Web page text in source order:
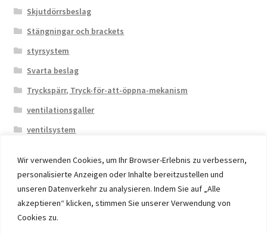
Wir verwenden Cookies, um Ihr Browser-Erlebnis zu verbessern,
personalisierte Anzeigen oder Inhalte bereitzustellen und
unseren Datenverkehr zu analysieren. Indem Sie auf „Alle
akzeptieren“ klicken, stimmen Sie unserer Verwendung von
Cookies zu.
Skjutdörrsbeslag
Stängningar och brackets
styrsystem
Svarta beslag
Tryckspärr, Tryck-för-att-öppna-mekanism
ventilationsgaller
ventilsystem
© 2026 Eruon Trade UG, Germany, member of the ERUON